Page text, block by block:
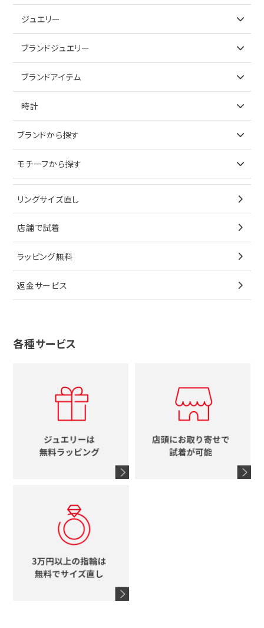
ジュエリー
アイテムで探す
ブレスレット
ペンダントトップ
ブローチ
その他
ノーブランドジュエリーをすべて見る
ブランドジュエリー
アイテムで探す
イヤリング
ブレスレット
ペンダントトップ
ブローチ
その他
ティファニー
ブルガリ
グッチ
スタージュエリー
ウノアエレ
ブランドアイテム
アイテムで探す
キーケース
サングラス
シューズ
香水
シャネル
コーチ
ブランドアイテムをすべて見る
時計
ブランドで探す
オメガ
シャネル
タグホイヤー
カルティエ
セイコー
メンズ時計
時計をすべて見る
ブランドから探す
ティファニー
ブルガリ
カルティエ
ウノアエレ
4℃
グッチ
ルイヴィトン
エルメス
シャネル
タグホイヤー
モチーフから探す
星
リボン
花
十字架
イニシャル
リングサイズ直し
店舗で試着
ラッピング無料
返金サービス
各種サービス